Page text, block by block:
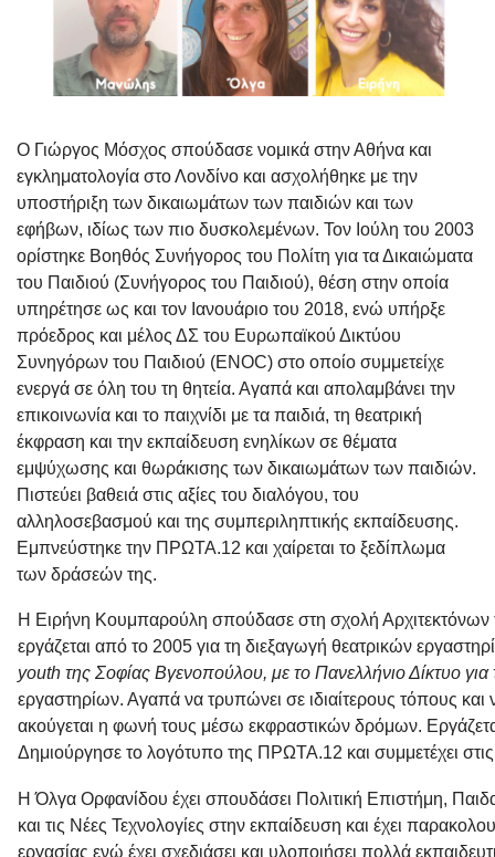
O Γιώργος Μόσχος σπούδασε νομικά στην Αθήνα και
εγκληματολογία στο Λονδίνο και ασχολήθηκε με την
υποστήριξη των δικαιωμάτων των παιδιών και των
εφήβων, ιδίως των πιο δυσκολεμένων. Τον Ιούλη του 2003
ορίστηκε Βοηθός Συνήγορος του Πολίτη για τα Δικαιώματα
του Παιδιού (Συνήγορος του Παιδιού), θέση στην οποία
υπηρέτησε ως και τον Ιανουάριο του 2018, ενώ υπήρξε
πρόεδρος και μέλος ΔΣ του Ευρωπαϊκού Δικτύου
Συνηγόρων του Παιδιού (ENOC) στο οποίο συμμετείχε
ενεργά σε όλη του τη θητεία. Αγαπά και απολαμβάνει την
επικοινωνία και το παιχνίδι με τα παιδιά, τη θεατρική
έκφραση και την εκπαίδευση ενηλίκων σε θέματα
εμψύχωσης και θωράκισης των δικαιωμάτων των παιδιών.
Πιστεύει βαθειά στις αξίες του διαλόγου, του
αλληλοσεβασμού και της συμπεριληπτικής εκπαίδευσης.
Εμπνεύστηκε την ΠΡΩΤΑ.12 και χαίρεται το ξεδίπλωμα
των δράσεών της.
Η Ειρήνη Κουμπαρούλη σπούδασε στη σχολή
εργάζεται από το 2005 για τη διεξαγωγή θεατρικών
youth της Σοφίας Βγενοπούλου, με το Πανελλήνιο Δίκτυο
εργαστηρίων. Αγαπά να τρυπώνει σε ιδιαίτερους τόπους
ακούγεται η φωνή τους μέσω εκφραστικών δρόμων.
Δημιούργησε το λογότυπο της ΠΡΩΤΑ.12 και συμμετέχει
ΗΌλγα Ορφανίδου έχει σπουδάσει Πολιτική Επιστήμη,
και τις Νέες Τεχνολογίες στην εκπαίδευση και έχει
εργασίας ενώ έχει σχεδιάσει και υλοποιήσει πολλά